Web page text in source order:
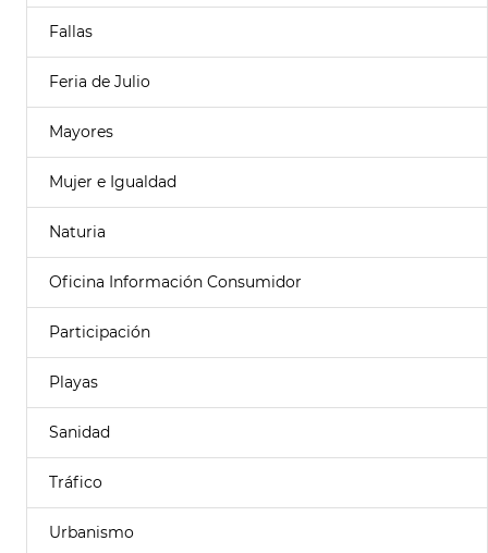
Fallas
Feria de Julio
Mayores
Mujer e Igualdad
Naturia
Oficina Información Consumidor
Participación
Playas
Sanidad
Tráfico
Urbanismo